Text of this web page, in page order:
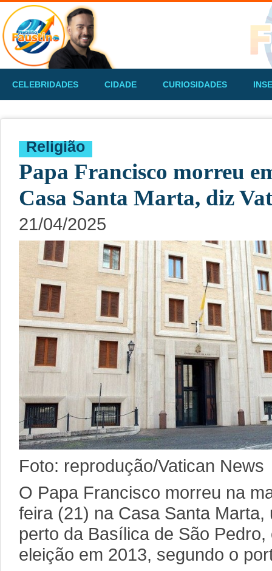
CELEBRIDADES CIDADE CURIOSIDADES
Religião
Papa Francisco morreu
Casa Santa Marta, diz
21/04/2025
Foto: reprodução/Vatican News
O Papa Francisco morreu na
feira (21) na Casa Santa
perto da Basílica de São
eleição em 2013, segundo o